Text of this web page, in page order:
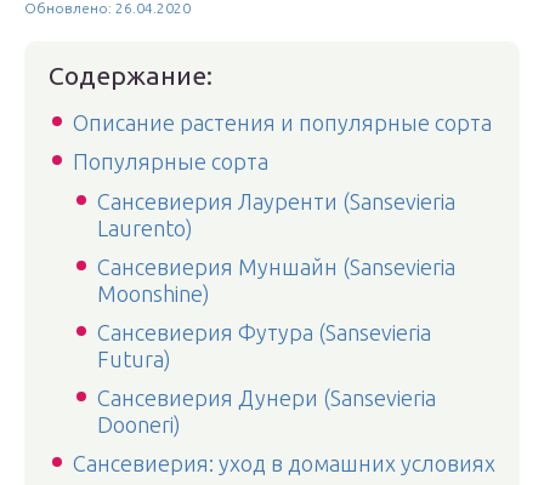
Обновлено: 26.04.2020
Содержание:
Описание растения и популярные сорта
Популярные сорта
Сансевиерия Лауренти (Sansevieria
Laurento)
Сансевиерия Муншайн (Sansevieria
Moonshine)
Сансевиерия Футура (Sansevieria
Futura)
Сансевиерия Дунери (Sansevieria
Dooneri)
Сансевиерия: уход в домашних условиях